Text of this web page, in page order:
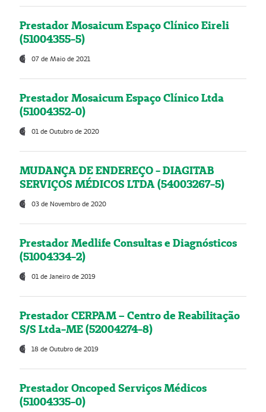
Prestador Mosaicum Espaço Clínico Eireli
(51004355-5)
07 de Maio de 2021
Prestador Mosaicum Espaço Clínico Ltda
(51004352-0)
01 de Outubro de 2020
MUDANÇA DE ENDEREÇO - DIAGITAB
SERVIÇOS MÉDICOS LTDA (54003267-5)
03 de Novembro de 2020
Prestador Medlife Consultas e Diagnósticos
(51004334-2)
01 de Janeiro de 2019
Prestador CERPAM – Centro de Reabilitação
S/S Ltda-ME (52004274-8)
18 de Outubro de 2019
Prestador Oncoped Serviços Médicos
(51004335-0)